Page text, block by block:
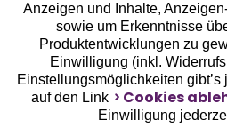
Unsere Apps
Anzeigen und Inhalte,
sowie um Erkenntnisse
Produktentwicklungen zu
Einwilligung (inkl.
Einstellungsmöglichkeiten gibt’s
auf den Link
Cookies
Einwilligung